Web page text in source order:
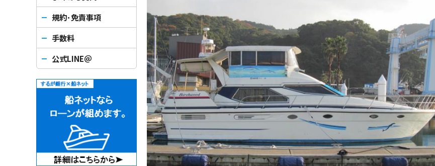
規約･免責事項
手数料
公式LINE＠